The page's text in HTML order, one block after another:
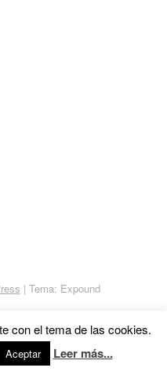
| Tema: Expound
con el tema de las cookies.
Aceptar Leer más...